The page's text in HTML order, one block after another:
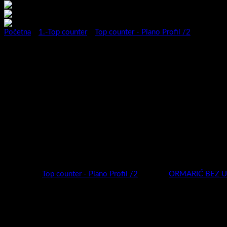
Početna 1.-Top counter Top counter - Piano Profil /2
Top counter - Piano Profil /2 ORMARIĆ BEZ